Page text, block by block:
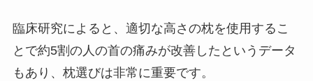
臨床研究によると、適切な高さの枕を使用するこ
とで約5割の人の首の痛みが改善したというデータ
もあり、枕選びは非常に重要です。